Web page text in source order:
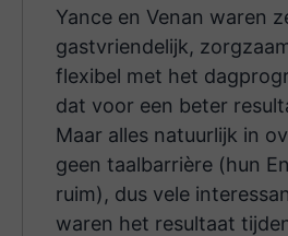
Yance en Venan waren
gastvriendelijk,
flexibel met het
dat voor een beter
Maar alles natuurlijk in
geen taalbarrière (hun
ruim), dus vele
waren het resultaat